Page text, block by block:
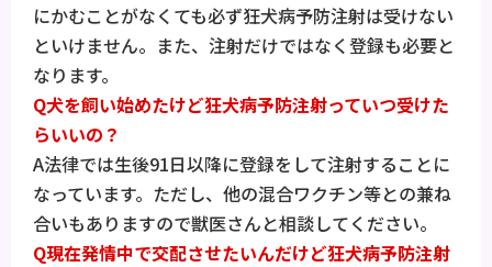
にかむことがなくても必ず狂犬病予防注射は受けない
といけません。また、注射だけではなく登録も必要と
なります。
Q犬を飼い始めたけど狂犬病予防注射っていつ受けた
らいいの？
A法律では生後91日以降に登録をして注射することに
なっています。ただし、他の混合ワクチン等との兼ね
合いもありますので獣医さんと相談してください。
Q現在発情中で交配させたいんだけど狂犬病予防注射